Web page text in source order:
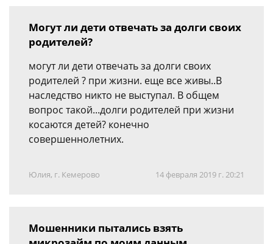
Могут ли дети отвечать за долги своих
родителей?
могут ли дети отвечать за долги своих
родителей ? при жизни. еще все живы..В
наследство никто не выступал. В общем
вопрос такой...долги родителей при жизни
косаются детей? конечно
совершеннолетних.
Юлия, г. Кемерово 14 февраля 2019 г. 20:21
Мошенники пытались взять